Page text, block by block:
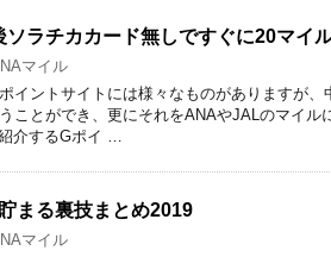
ソラチカカード無しですぐに20マイ
マイル
イントサイトには様々なものがありますが、
ことができ、更にそれをANAやJALのマイル
介するGポイ …
まる裏技まとめ2019
マイル